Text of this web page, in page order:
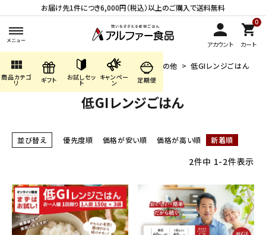
お届け先1件につき6,000円（税込）以上のご購入で送料無料
アカウント
0
カート
view_module
商品カテゴ
リ ギフト お試しセッ
ト
キャンペー
ン 定期便
search
ようこそ ゲスト 様
商品カテゴリから探す
HOME 商品カテゴリ まごころお赤飯・その他 低GIレンジごはん
低GIレンジごはん
並び替え 優先度順 価格が安い順 価格が高い順 新着順
2件中 1-2件表示